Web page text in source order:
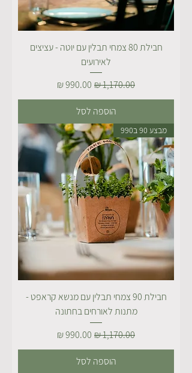
חבילת 80 צמחי תבלין עם יוטה - עציצים
לאירועים
מחיר רגיל
מחיר מבצע
הוספה לסל
מבצע 90 ב990
חבילת 90 צמחי תבלין עם מנשא קראפט -
מתנות לאורחים בחתונה
מחיר רגיל
מחיר מבצע
הוספה לסל